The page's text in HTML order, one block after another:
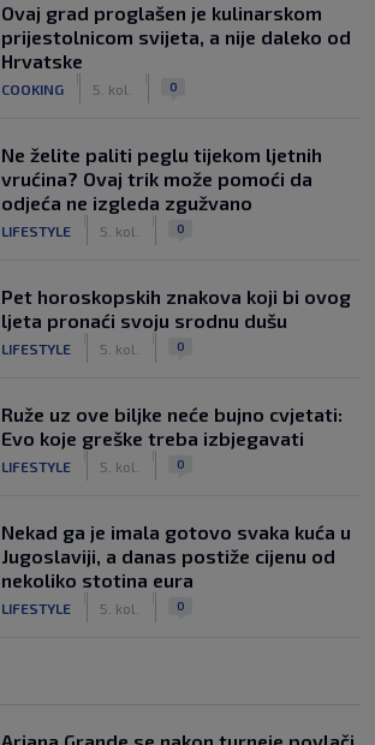
Ovaj grad proglašen je kulinarskom
prijestolnicom svijeta, a nije daleko od
Hrvatske
COOKING 5. kol. 0
Ne želite paliti peglu tijekom ljetnih
vrućina? Ovaj trik može pomoći da
odjeća ne izgleda zgužvano
LIFESTYLE 5. kol. 0
Pet horoskopskih znakova koji bi ovog
ljeta pronaći svoju srodnu dušu
LIFESTYLE 5. kol. 0
Ruže uz ove biljke neće bujno cvjetati:
Evo koje greške treba izbjegavati
LIFESTYLE 5. kol. 0
Nekad ga je imala gotovo svaka kuća u
Jugoslaviji, a danas postiže cijenu od
nekoliko stotina eura
LIFESTYLE 5. kol. 0